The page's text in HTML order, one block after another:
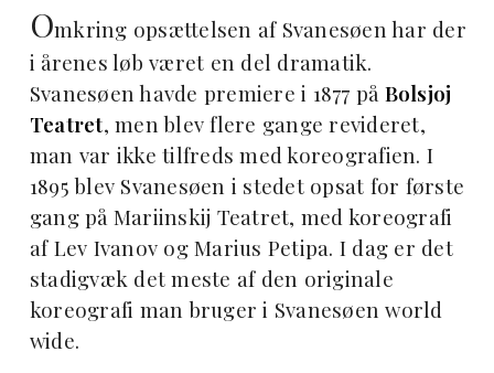
Omkring opsættelsen af Svanesøen har der
i årenes løb været en del dramatik.
Svanesøen havde premiere i 1877 på Bolsjoj
Teatret, men blev flere gange revideret,
man var ikke tilfreds med koreografien. I
1895 blev Svanesøen i stedet opsat for første
gang på Mariinskij Teatret, med koreografi
af Lev Ivanov og Marius Petipa. I dag er det
stadigvæk det meste af den originale
koreografi man bruger i Svanesøen world
wide.